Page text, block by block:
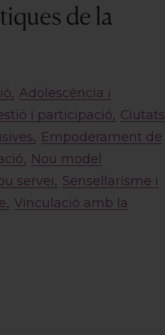
de la
Adolescència i
i participació
Ciutats
Empoderament de
Nou model
servei
Sensellarisme i
Vinculació amb la